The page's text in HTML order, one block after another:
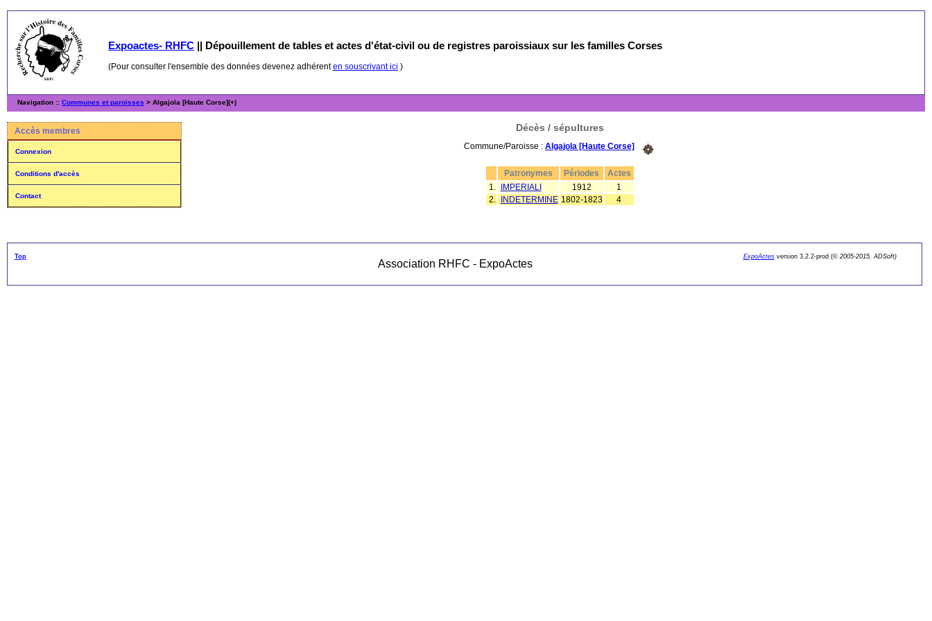
Expoactes- RHFC || Dépouillement de tables et actes d'état-civil ou de registres paroissiaux sur les familles Corses
(Pour consulter l'ensemble des données devenez adhérenten souscrivant ici )
Navigation :: Communes et paroisses > Algajola [Haute Corse](+)
Accès membres
Connexion
Conditions d'accès
Contact
Décès / sépultures
Commune/Paroisse : Algajola [Haute Corse]
Patronymes Périodes
Actes
1.
IMPERIALI 1912
1
2.
INDETERMINE 1802-1823 4
Top
Association RHFC - ExpoActes
ExpoActesversion 3.2.2-prod (©2005-2015, ADSoft)